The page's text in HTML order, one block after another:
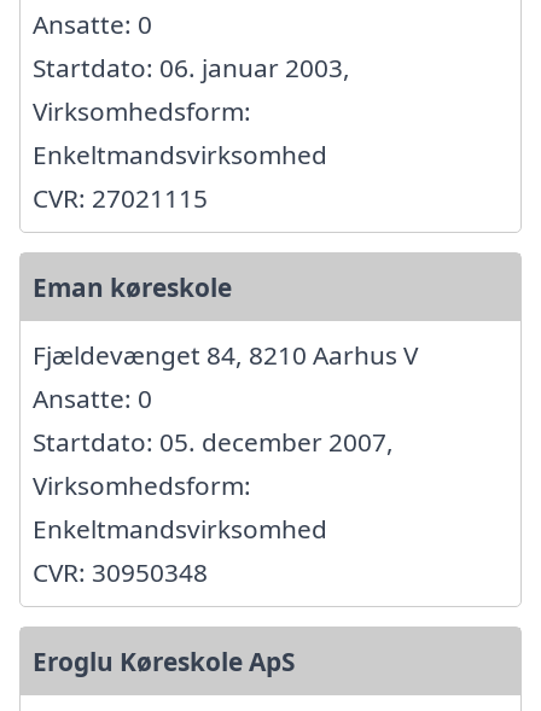
Ansatte: 0
Startdato: 06. januar 2003,
Virksomhedsform:
Enkeltmandsvirksomhed
CVR: 27021115
Eman køreskole
Fjældevænget 84, 8210 Aarhus V
Ansatte: 0
Startdato: 05. december 2007,
Virksomhedsform:
Enkeltmandsvirksomhed
CVR: 30950348
Eroglu Køreskole ApS